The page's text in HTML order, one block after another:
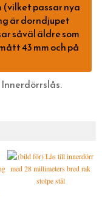
passar nya
är dorndjupet
såväl äldre som
43 mm och på